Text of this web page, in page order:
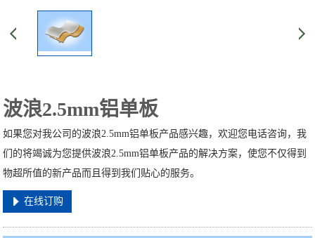
波浪2.5mm铝单板
如果您对我公司的波浪2.5mm铝单板产品感兴趣，欢迎您电话咨询，我
们的将竭诚为您提供波浪2.5mm铝单板产品的解决方案，使您不仅得到
物超所值的新产品而且得到我们贴心的服务。
在线订购